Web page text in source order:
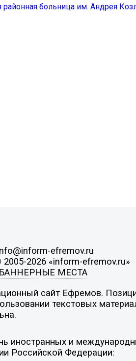
больница им. Андрея
efremov.ru
2026 «inform-efremov.ru»
МЕСТА
сайт Ефремов.
текстовых
иностранных и
Российской Федерации: